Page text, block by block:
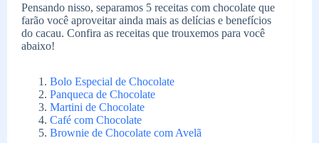
Pensando nisso, separamos 5 receitas com chocolate que
farão você aproveitar ainda mais as delícias e benefícios
do cacau. Confira as receitas que trouxemos para você
abaixo!
Bolo Especial de Chocolate
Panqueca de Chocolate
Martini de Chocolate
Café com Chocolate
Brownie de Chocolate com Avelã